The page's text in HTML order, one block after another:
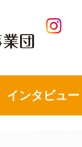
インタビュー